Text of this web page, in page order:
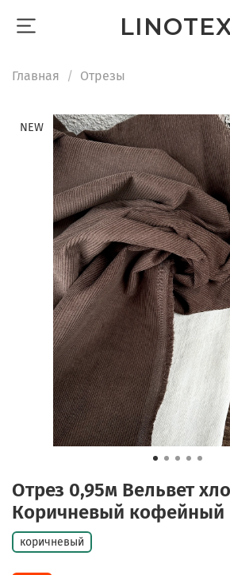
Главная Отрезы
NEW
Отрез 0,95м Вельвет
Коричневый кофейный
коричневый